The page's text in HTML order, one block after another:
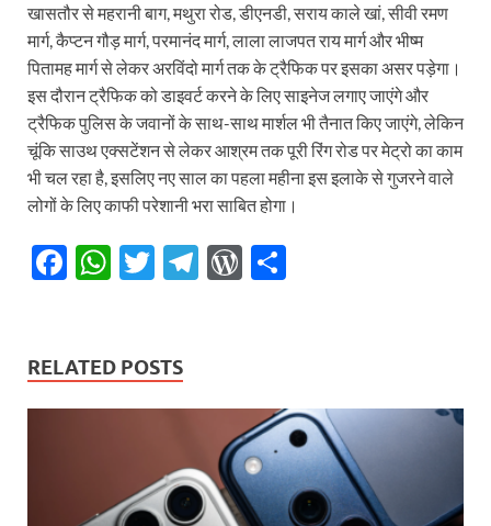
खासतौर से महरानी बाग, मथुरा रोड, डीएनडी, सराय काले खां, सीवी रमण
मार्ग, कैप्टन गौड़ मार्ग, परमानंद मार्ग, लाला लाजपत राय मार्ग और भीष्म
पितामह मार्ग से लेकर अरविंदो मार्ग तक के ट्रैफिक पर इसका असर पड़ेगा।
इस दौरान ट्रैफिक को डाइवर्ट करने के लिए साइनेज लगाए जाएंगे और
ट्रैफिक पुलिस के जवानों के साथ-साथ मार्शल भी तैनात किए जाएंगे, लेकिन
चूंकि साउथ एक्सटेंशन से लेकर आश्रम तक पूरी रिंग रोड पर मेट्रो का काम
भी चल रहा है, इसलिए नए साल का पहला महीना इस इलाके से गुजरने वाले
लोगों के लिए काफी परेशानी भरा साबित होगा।
F
b
o
W
s
A
T
er
T
a
m
W
re
ss
RELATED POSTS